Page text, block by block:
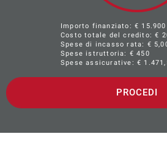
Importo finanziato: € 15.900
Costo totale del credito: €
Spese di incasso rata: €
Spese istruttoria: € 450
Spese assicurative: €
PROCEDI